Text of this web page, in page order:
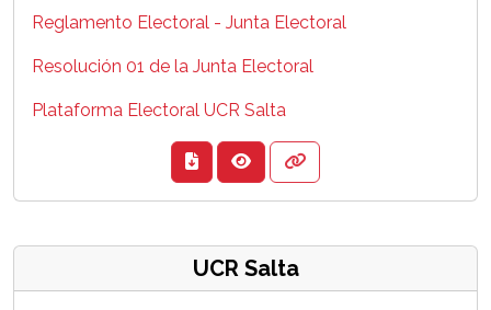
Reglamento Electoral - Junta Electoral
Resolución 01 de la Junta Electoral
Plataforma Electoral UCR Salta
UCR Salta